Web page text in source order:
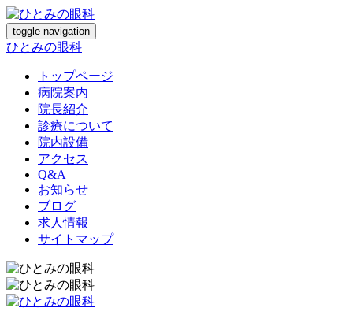
toggle navigation
ひとみの眼科
トップページ
病院案内
院長紹介
診療について
院内設備
アクセス
Q&A
お知らせ
ブログ
求人情報
サイトマップ